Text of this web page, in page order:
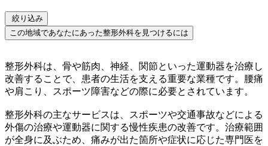
絞り込み
この地域であなたにあった整形外科を見つけるには
整形外科は、骨や筋肉、神経、関節といった運動器を治療し
改善することで、患者の生活を支える重要な業種です。腰痛
や肩こり、スポーツ障害などの際に必要とされています。
整形外科の主なサービスは、スポーツや交通事故などによる
外傷の治療や運動器に関する慢性疾患の改善です。治療範囲
が全身に及ぶため、痛みが出た箇所や症状に応じた専門医を